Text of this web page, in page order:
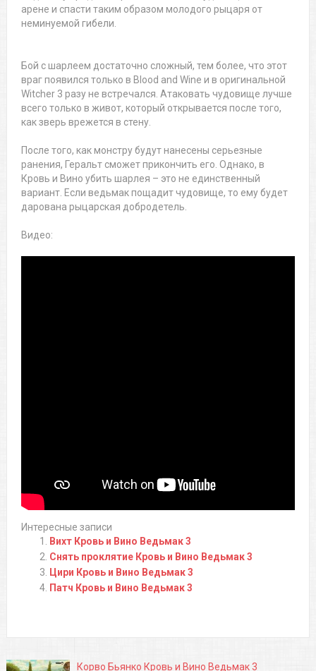
арене и спасти таким образом молодого рыцаря от
неминуемой гибели.
Бой с шарлеем достаточно сложный, тем более, что этот
враг появился только в Blood and Wine и в оригинальной
Witcher 3 разу не встречался. Атаковать чудовище лучше
всего только в живот, который открывается после того,
как зверь врежется в стену.
После того, как монстру будут нанесены серьезные
ранения, Геральт сможет прикончить его. Однако, в
Кровь и Вино убить шарлея – это не единственный
вариант. Если ведьмак пощадит чудовище, то ему будет
дарована рыцарская добродетель.
Видео:
Интересные записи
Вихт Кровь и Вино Ведьмак 3
Снять проклятие Кровь и Вино Ведьмак 3
Цири Кровь и Вино Ведьмак 3
Патч Кровь и Вино Ведьмак 3
Корво Бьянко Кровь и Вино Ведьмак 3